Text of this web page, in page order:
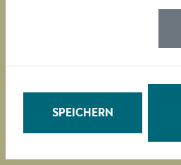
RATHAUS
LEBEN
SPEICHERN